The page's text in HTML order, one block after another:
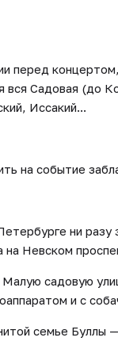
перед
вся Садовая (до
Иссакий...
на событие
ни разу
на Невском
Малую садовую
и с
семье Буллы